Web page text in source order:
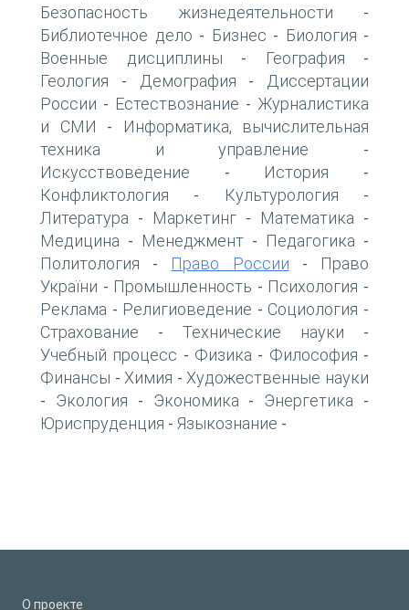
Безопасность жизнедеятельности -
Библиотечное дело - Бизнес - Биология -
Военные дисциплины - География -
Геология - Демография -
Диссертации
России - Естествознание - Журналистика
и СМИ -
Информатика, вычислительная
техника и управление -
Искусствоведение - История -
Конфликтология - Культурология -
Литература - Маркетинг - Математика -
Медицина - Менеджмент - Педагогика -
Политология - Право России -
Право
України - Промышленность - Психология -
Реклама - Религиоведение - Социология -
Страхование - Технические науки -
Учебный процесс - Физика - Философия -
Финансы - Химия - Художественные науки
- Экология - Экономика - Энергетика -
Юриспруденция - Языкознание -
О проекте